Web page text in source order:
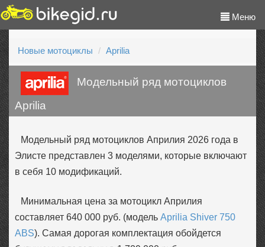
Меню
Новые мотоциклы Aprilia
Модельный ряд мотоциклов
Aprilia
Модельный ряд мотоциклов Априлия 2026 года в
Элисте представлен 3 моделями, которые включают
в себя 10 модификаций.
Минимальная цена за мотоцикл Априлия
составляет 640 000 руб. (модель Aprilia Shiver 750
ABS). Самая дорогая комплектация обойдется